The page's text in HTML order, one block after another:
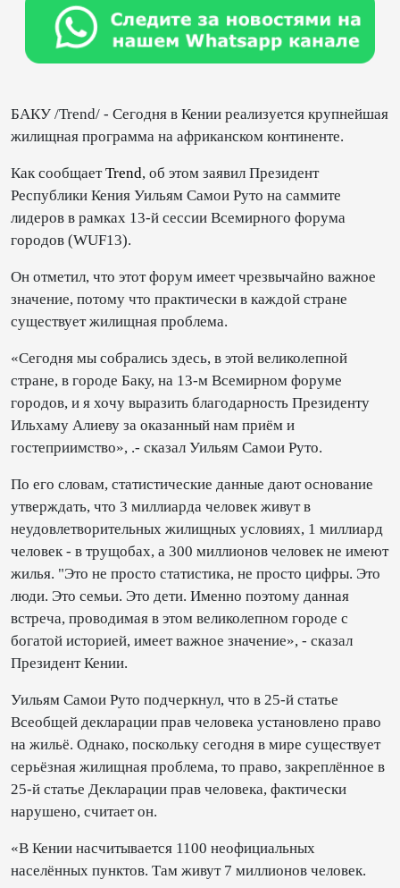
БАКУ /Trend/ - Сегодня в Кении реализуется крупнейшая
жилищная программа на африканском континенте.
Как сообщаетTrend, об этом заявил Президент
Республики Кения Уильям Самои Руто на саммите
лидеров в рамках 13-й сессии Всемирного форума
городов (WUF13).
Он отметил, что этот форум имеет чрезвычайно важное
значение, потому что практически в каждой стране
существует жилищная проблема.
«Сегодня мы собрались здесь, в этой великолепной
стране, в городе Баку, на 13-м Всемирном форуме
городов, и я хочу выразить благодарность Президенту
Ильхаму Алиеву за оказанный нам приём и
гостеприимство», .- сказал Уильям Самои Руто.
По его словам, статистические данные дают основание
утверждать, что 3 миллиарда человек живут в
неудовлетворительных жилищных условиях, 1 миллиард
человек - в трущобах, а 300 миллионов человек не имеют
жилья. "Это не просто статистика, не просто цифры. Это
люди. Это семьи. Это дети. Именно поэтому данная
встреча, проводимая в этом великолепном городе с
богатой историей, имеет важное значение», - сказал
Президент Кении.
Уильям Самои Руто подчеркнул, что в 25-й статье
Всеобщей декларации прав человека установлено право
на жильё. Однако, поскольку сегодня в мире существует
серьёзная жилищная проблема, то право, закреплённое в
25-й статье Декларации прав человека, фактически
нарушено, считает он.
«В Кении насчитывается 1100 неофициальных
населённых пунктов. Там живут 7 миллионов человек.